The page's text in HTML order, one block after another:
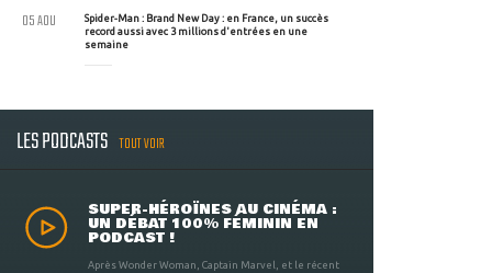
Spider-Man : Brand New Day : en France, un succès
record aussi avec 3 millions d'entrées en une
semaine
05 AOU
LES PODCASTS TOUT VOIR
SUPER-HÉROÏNES AU CINÉMA :
UN DÉBAT 100% FÉMININ EN
PODCAST !
Après Wonder Woman, Captain Marvel, et le récent